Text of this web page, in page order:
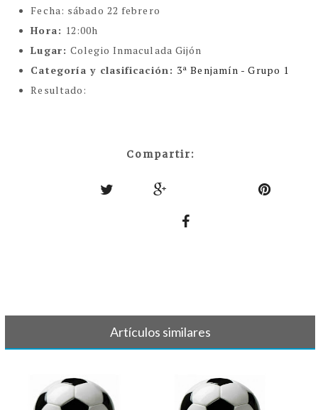
Fecha: sábado 22 febrero
Hora: 12:00h
Lugar:Colegio Inmaculada Gijón
Categoría y clasificación : 3ª Benjamín - Grupo 1
Resultado:
Compartir:
Artículos similares